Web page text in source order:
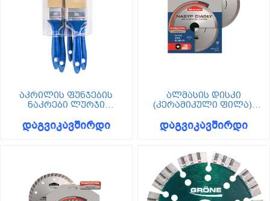
აკრილის ფუნჯების
ნაკრები ლურჯი
დაგვიკავშირდი
ალმასის დისკი
(კერამიკული ფილა),
დაგვიკავშირდი